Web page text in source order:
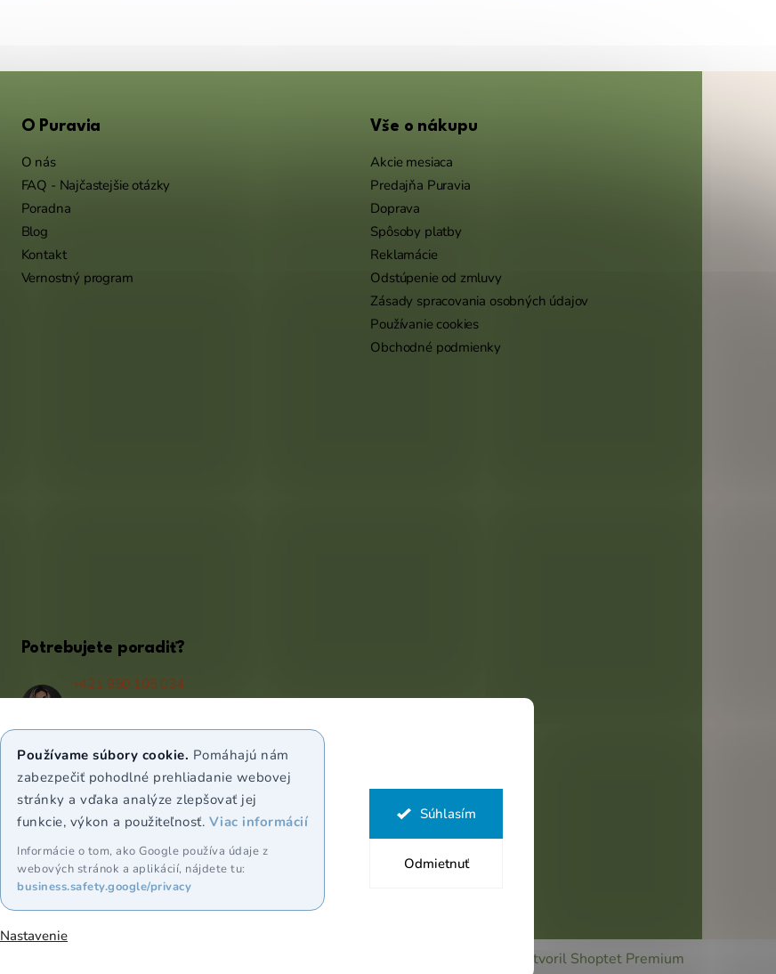
Používame súbory cookie. Pomáhajú nám
zabezpečiť pohodlné prehliadanie webovej
stránky a vďaka analýze zlepšovať jej
funkcie, výkon a použiteľnosť. Viac informácií
Informácie o tom, ako Google používa údaje z
webových stránok a aplikácií, nájdete tu:
business.safety.google/privacy
Nastavenie
Odmietnuť
Súhlasím
O Puravia
O nás
FAQ - Najčastejšie otázky
Poradna
Blog
Kontakt
Vernostný program
Vše o nákupu
Akcie mesiaca
Predajňa Puravia
Doprava
Spôsoby platby
Reklamácie
Odstúpenie od zmluvy
Zásady spracovania osobných údajov
Používanie cookies
Obchodné podmienky
Potrebujete poradiť?
+421 950 105 034
info@puravia.sk
WhatsApp
Vytvoril Shoptet Premium